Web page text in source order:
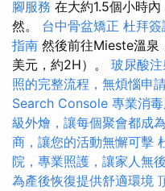
腳服務 在大約1.5個小時
然。 台中骨盆矯正 杜拜
指南 然後前往Mieste溫泉
美元，約2H）。 玻尿酸
照的完整流程，無煩惱申
Search Console 專業消
級外燴，讓每個聚會都成
商，讓您的活動無懈可擊
院，專業照護，讓家人無
為產後恢復提供舒適環境